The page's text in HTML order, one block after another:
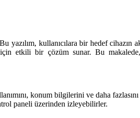
yazılım, kullanıcılara bir hedef
etkili bir çözüm sunar. Bu makalede,
konum bilgilerini ve daha
paneli üzerinden izleyebilirler.